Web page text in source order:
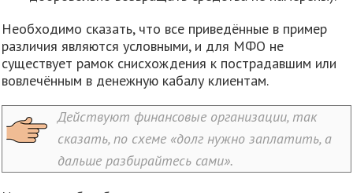
Необходимо сказать, что все приведённые в пример
различия являются условными, и для МФО не
существует рамок снисхождения к пострадавшим или
вовлечённым в денежную кабалу клиентам.
Действуют финансовые организации, так
сказать, по схеме «долг нужно заплатить, а
дальше разбирайтесь сами».